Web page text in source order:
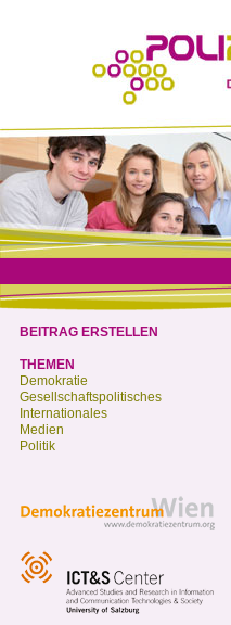
BEITRAG ERSTELLEN
THEMEN
Demokratie
Gesellschaftspolitisches
Internationales
Medien
Politik